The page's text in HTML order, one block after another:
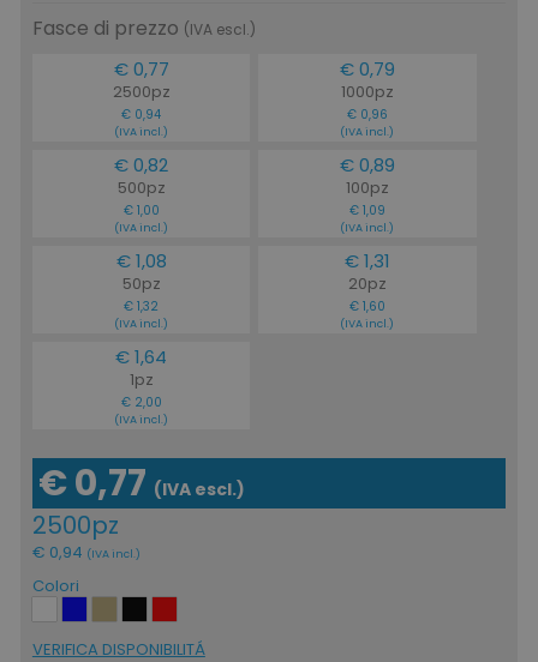
Fasce di prezzo (IVA escl.)
€ 0,77
2500pz
€ 0,94
(IVA incl.)
€ 0,79
1000pz
€ 0,96
(IVA incl.)
€ 0,82
500pz
€ 1,00
(IVA incl.)
€ 0,89
100pz
€ 1,09
(IVA incl.)
€ 1,08
50pz
€ 1,32
(IVA incl.)
€ 1,31
20pz
€ 1,60
(IVA incl.)
€ 1,64
1pz
€ 2,00
(IVA incl.)
€ 0,77 (IVA escl.)
2500pz
€ 0,94 (IVA incl.)
Colori
VERIFICA DISPONIBILITÁ